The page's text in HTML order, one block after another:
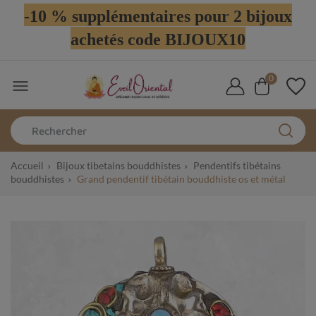
-10 % supplémentaires pour 2 bijoux
achetés code BIJOUX10
 0
Accueil Bijoux tibetains bouddhistes
Pendentifs tibétains
bouddhistes
Grand pendentif tibétain bouddhiste os et métal